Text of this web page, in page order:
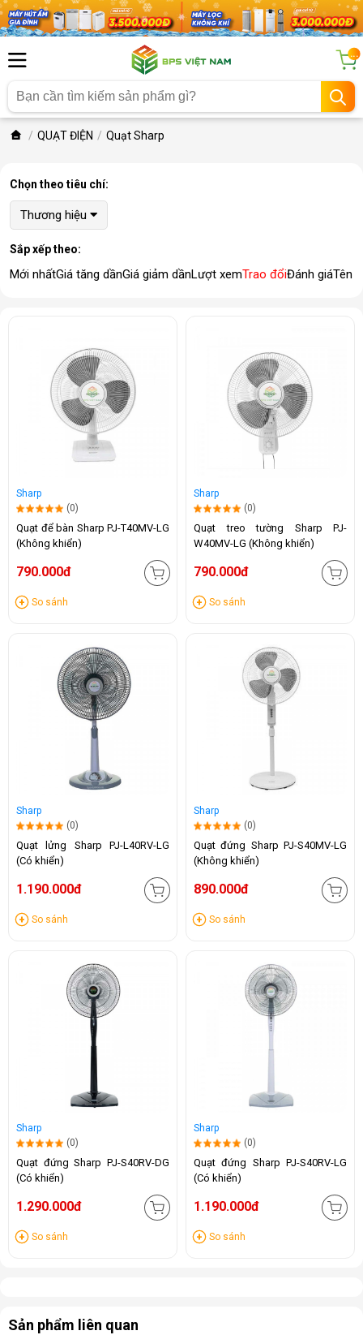
...
QUẠT ĐIỆN Quạt Sharp
Chọn theo tiêu chí:
Thương hiệu
Sắp xếp theo:
Mới nhấtGiá tăng dầnGiá giảm dầnLượt xemTrao đổiĐánh giáTên
Sharp
(0)
Quạt để bàn Sharp PJ-T40MV-LG
(Không khiển)
790.000đ
So sánh
Sharp
(0)
Quạt treo tường Sharp PJ-
W40MV-LG (Không khiển)
790.000đ
So sánh
Sharp
(0)
Quạt lửng Sharp PJ-L40RV-LG
(Có khiển)
1.190.000đ
So sánh
Sharp
(0)
Quạt đứng Sharp PJ-S40MV-LG
(Không khiển)
890.000đ
So sánh
Sharp
(0)
Quạt đứng Sharp PJ-S40RV-DG
(Có khiển)
1.290.000đ
So sánh
Sharp
(0)
Quạt đứng Sharp PJ-S40RV-LG
(Có khiển)
1.190.000đ
So sánh
Sản phẩm liên quan